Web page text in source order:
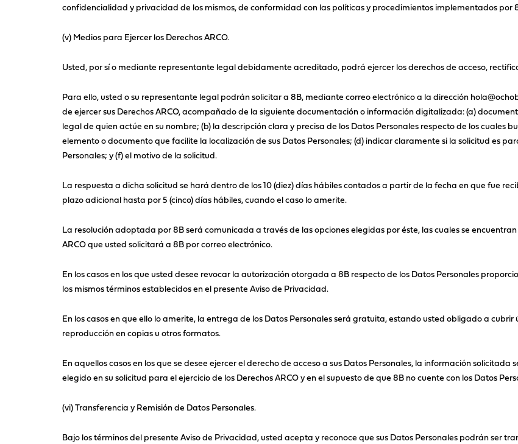
confidencialidad y privacidad de los mismos, de conformidad con las políticas y procedimientos implementados por
(v) Medios para Ejercer los Derechos ARCO.
Usted, por sí o mediante representante legal debidamente acreditado, podrá ejercer los derechos de acceso,
Para ello, usted o su representante legal podrán solicitar a 8B, mediante correo electrónico a la dirección
de ejercer sus Derechos ARCO, acompañado de la siguiente documentación o información digitalizada: (a)
legal de quien actúe en su nombre; (b) la descripción clara y precisa de los Datos Personales respecto de los cuales
elemento o documento que facilite la localización de sus Datos Personales; (d) indicar claramente si la solicitud es
Personales; y (f) el motivo de la solicitud.
La respuesta a dicha solicitud se hará dentro de los 10 (diez) días hábiles contados a partir de la fecha en que fue
plazo adicional hasta por 5 (cinco) días hábiles, cuando el caso lo amerite.
La resolución adoptada por 8B será comunicada a través de las opciones elegidas por éste, las cuales se
ARCO que usted solicitará a 8B por correo electrónico.
En los casos en los que usted desee revocar la autorización otorgada a 8B respecto de los Datos Personales
los mismos términos establecidos en el presente Aviso de Privacidad.
En los casos en que ello lo amerite, la entrega de los Datos Personales será gratuita, estando usted obligado a
reproducción en copias u otros formatos.
En aquellos casos en los que se desee ejercer el derecho de acceso a sus Datos Personales, la información
elegido en su solicitud para el ejercicio de los Derechos ARCO y en el supuesto de que 8B no cuente con los Datos
(vi) Transferencia y Remisión de Datos Personales.
Bajo los términos del presente Aviso de Privacidad, usted acepta y reconoce que sus Datos Personales podrán ser